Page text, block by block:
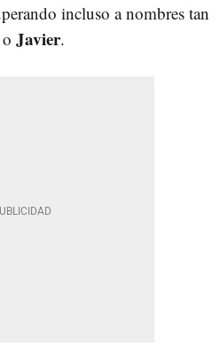
incluso a nombres tan
o Javier.